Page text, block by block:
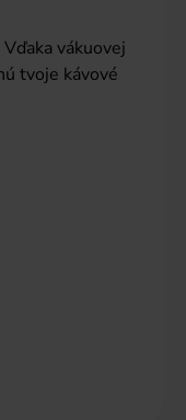
Vďaka vákuovej
tvoje kávové